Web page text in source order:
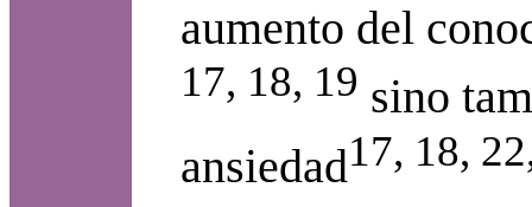
aumento del
17, 18, 19 sino
ansiedad17, 18,